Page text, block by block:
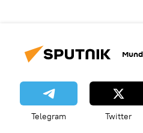
Telegram Twitter